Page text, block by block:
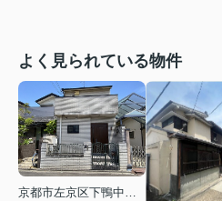
よく見られている物件